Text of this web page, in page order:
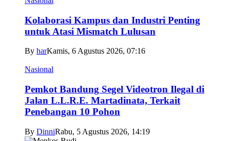
Kolaborasi Kampus dan Industri Penting
untuk Atasi Mismatch Lulusan
By harKamis, 6 Agustus 2026, 07:16
Nasional
Pemkot Bandung Segel Videotron Ilegal di
Jalan L.L.R.E. Martadinata, Terkait
Penebangan 10 Pohon
By DinniRabu, 5 Agustus 2026, 14:19